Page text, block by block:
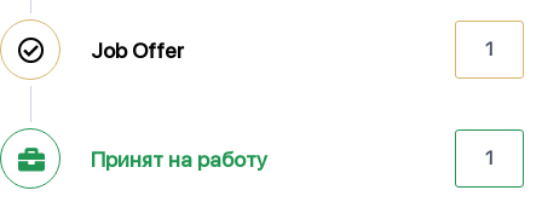
Job Offer 1
Принят на работу 1